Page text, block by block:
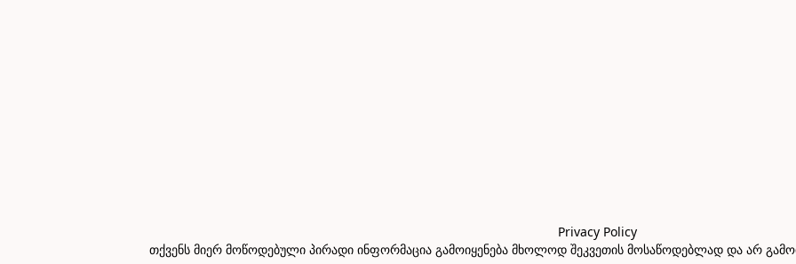
Privacy Policy
თქვენს მიერ მოწოდებული პირადი ინფორმაცია გამოიყენება მხოლოდ შეკვეთის მოსაწოდებლად და არ